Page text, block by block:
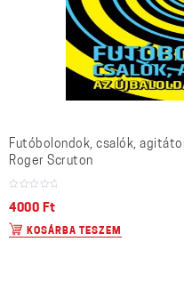
Futóbolondok, csalók,
Roger Scruton
4000 Ft
KOSÁRBA TESZEM